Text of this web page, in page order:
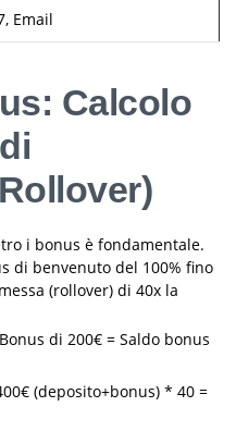
Email
Calcolo
i bonus è fondamentale.
di benvenuto del 100% fino
(rollover) di 40x la
di 200€ = Saldo bonus
(deposito+bonus) * 40 =